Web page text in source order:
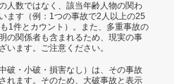
人数ではなく、該当年齢人物の関わ
ます（例：1つの事故で2人以上の25
1件とカウント）。また、多重事故の
の関係者も含まれるため、現実の事
います。ご注意ください。
破・小破・損害なし）は、その事故
れます。そのため、大破事故と表示